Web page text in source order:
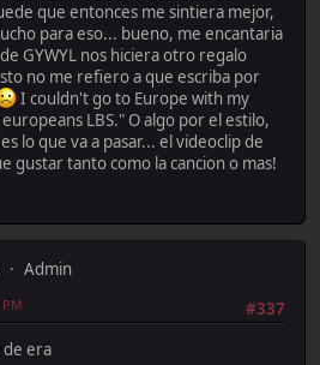
que entonces me sintiera mejor,
para eso... bueno, me encantaria
GYWYL nos hiciera otro regalo
no me refiero a que escriba por
I couldn't go to Europe with my
LBS." O algo por el estilo,
lo que va a pasar... el videoclip de
gustar tanto como la cancion o mas!
Admin
#337
de era